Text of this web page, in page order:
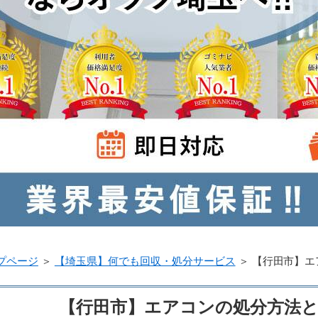
ページ ＞ 【埼玉県】何でも回収・処分サービス ＞ 【行田市】
【行田市】エアコンの処分方法